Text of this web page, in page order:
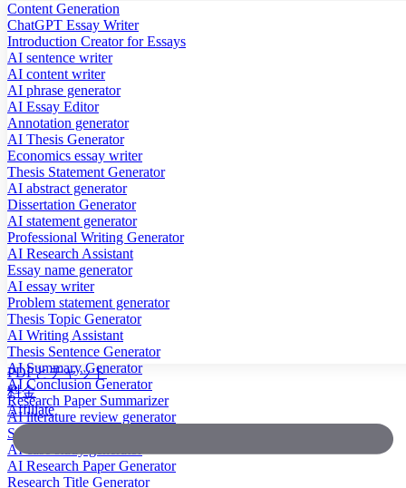
Content Generation
ChatGPT Essay Writer
Introduction Creator for Essays
AI sentence writer
AI content writer
AI phrase generator
AI Essay Editor
Annotation generator
AI Thesis Generator
Economics essay writer
Thesis Statement Generator
AI abstract generator
Dissertation Generator
AI statement generator
Professional Writing Generator
AI Research Assistant
Essay name generator
AI essay writer
Problem statement generator
Thesis Topic Generator
AI Writing Assistant
Thesis Sentence Generator
AI Summary Generator
AI Conclusion Generator
Research Paper Summarizer
AI literature review generator
Scientific Paper Summarizer
AI case study generator
AI Research Paper Generator
Research Title Generator
PDFとチャット
料金
Affiliate